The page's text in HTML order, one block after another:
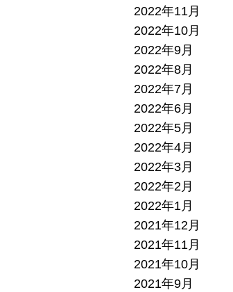
2022年11月
2022年10月
2022年9月
2022年8月
2022年7月
2022年6月
2022年5月
2022年4月
2022年3月
2022年2月
2022年1月
2021年12月
2021年11月
2021年10月
2021年9月